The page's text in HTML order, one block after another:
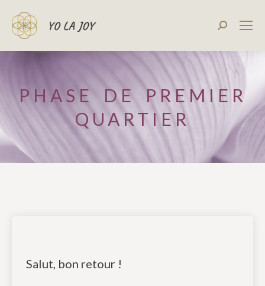
PHASE DE PREMIER
QUARTIER
Salut, bon retour !